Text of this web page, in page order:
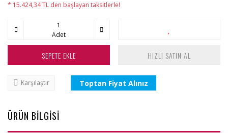
* 15.424,34 TL den başlayan taksitlerle!
Adet
SEPETE EKLE HIZLI SATIN AL
Karşılaştır Toptan Fiyat Alınız
ÜRÜN BİLGİSİ